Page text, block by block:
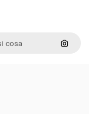
Cerca